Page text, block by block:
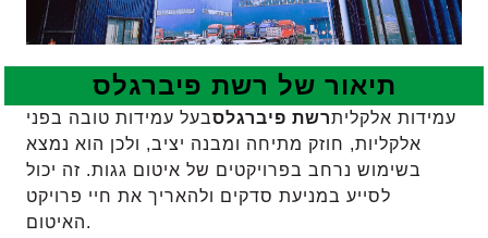
תיאור של רשת פיברגלס
עמידות אלקליתרשת פיברגלסבעל עמידות טובה בפני
אלקליות, חוזק מתיחה ומבנה יציב, ולכן הוא נמצא
בשימוש נרחב בפרויקטים של איטום גגות. זה יכול
לסייע במניעת סדקים ולהאריך את חיי פרויקט
האיטום.